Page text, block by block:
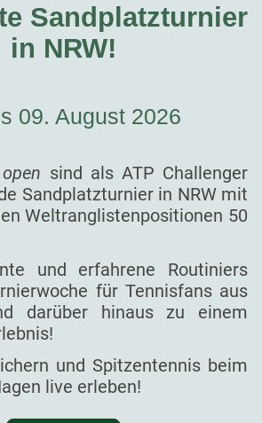
Sandplatzturnier
in NRW!
09. August 2026
sind als ATP Challenger
Sandplatzturnier in NRW mit
Weltranglistenpositionen 50
und erfahrene Routiniers
für Tennisfans aus
darüber hinaus zu einem
und Spitzentennis beim
live erleben!